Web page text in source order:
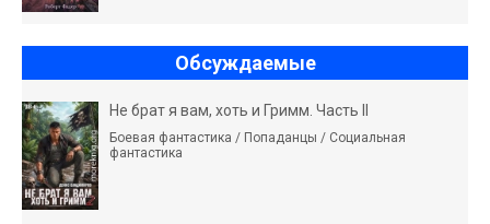
Обсуждаемые
Не брат я вам, хоть и Гримм. Часть II
Боевая фантастика / Попаданцы / Социальная
фантастика